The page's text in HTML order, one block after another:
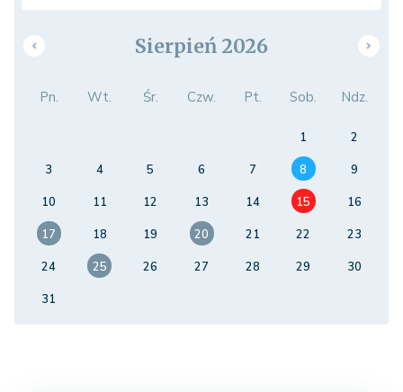
Sierpień 2026
Pn. Wt. Śr. Czw. Pt. Sob. Ndz.
1
2
3
4 5 6 7 8
9
10
11 12 13 14 15
16
17
18 19 20 21 22
23
24
25 26 27 28 29
30
31